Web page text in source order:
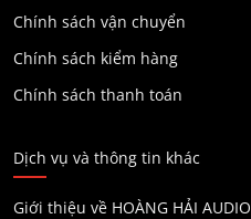
Chính sách vận chuyển
Chính sách kiểm hàng
Chính sách thanh toán
Dịch vụ và thông tin khác
Giới thiệu về HOÀNG HẢI AUDIO